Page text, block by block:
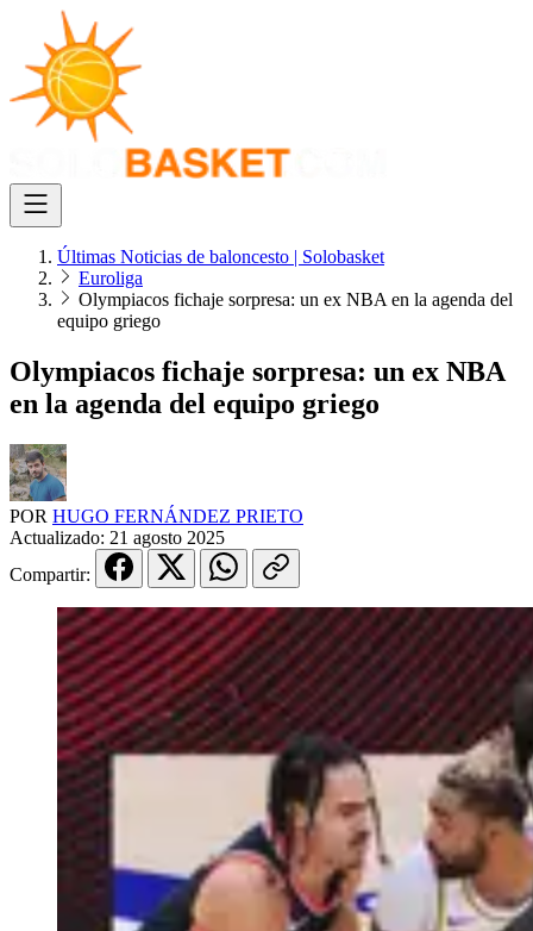
Últimas Noticias de baloncesto | Solobasket
Euroliga
Olympiacos fichaje sorpresa: un ex NBA en la agenda del
equipo griego
Olympiacos fichaje sorpresa: un ex NBA
en la agenda del equipo griego
POR HUGO FERNÁNDEZ PRIETO
Actualizado: 21 agosto 2025
Compartir: